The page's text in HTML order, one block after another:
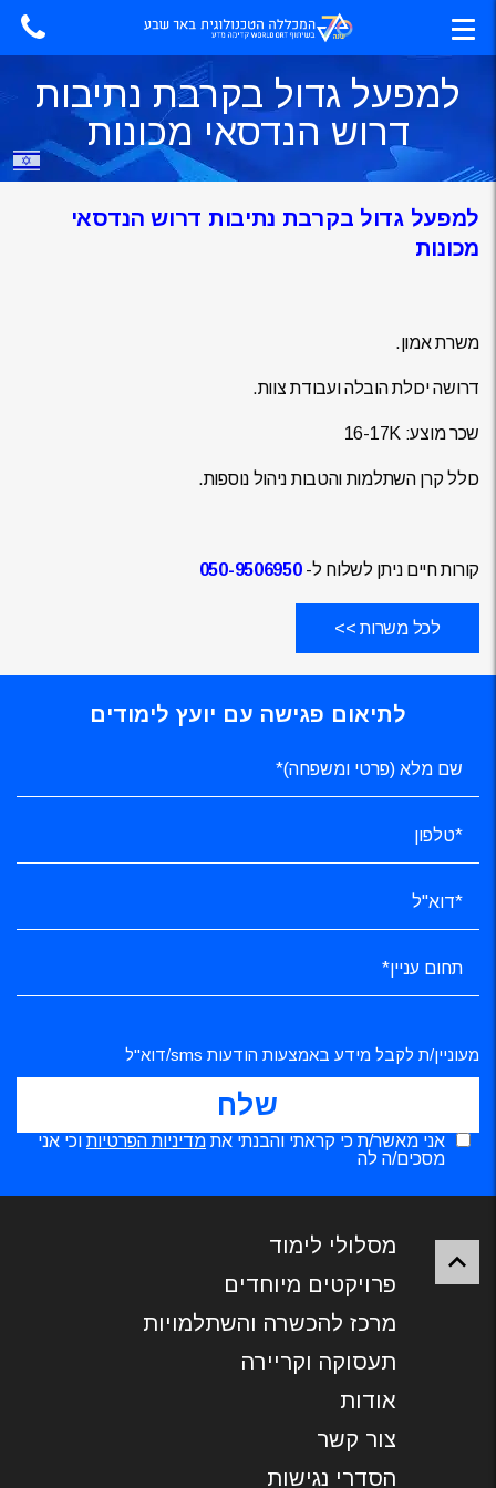
למפעל גדול בקרבת נתיבות
דרוש הנדסאי מכונות
למפעל גדול בקרבת נתיבות דרוש הנדסאי
מכונות
משרת אמון.
דרושה יכולת הובלה ועבודת צוות.
שכר מוצע: 16-17K
כולל קרן השתלמות והטבות ניהול נוספות.
קורות חיים ניתן לשלוח ל- 050-9506950
לכל משרות >>
לתיאום פגישה עם יועץ לימודים
מעוניין/ת לקבל מידע באמצעות הודעות sms/דוא"ל
אני מאשר/ת כי קראתי והבנתי את מדיניות הפרטיות וכי אני
מסכים/ה לה
מסלולי לימוד
פרויקטים מיוחדים
מרכז להכשרה והשתלמויות
תעסוקה וקריירה
אודות
צור קשר
הסדרי נגישות